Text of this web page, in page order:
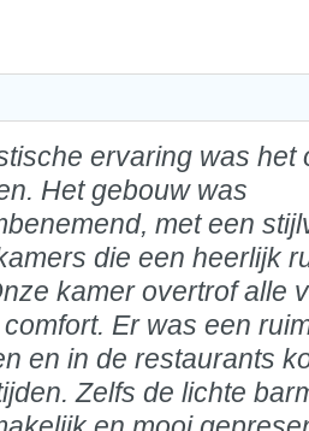
ervaring was het
Het gebouw was
met een
die een heerlijk
kamer overtrof alle
Er was een
en in de restaurants
Zelfs de lichte